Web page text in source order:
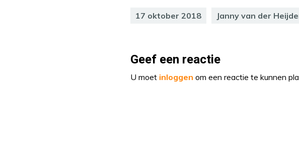
17 oktober 2018 Janny van der
Geef een reactie
U moet inloggen om een reactie te kunnen